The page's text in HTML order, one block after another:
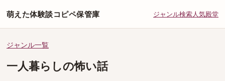
萌えた体験談コピペ保管庫 ジャンル検索人気殿堂
ジャンル一覧
一人暮らしの怖い話